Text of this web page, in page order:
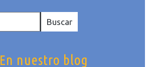
Buscar
En nuestro blog